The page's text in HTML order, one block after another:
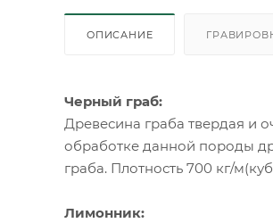
ОПИСАНИЕ
Черный граб:
Древесина граба твердая и
обработке данной породы
граба. Плотность 700 кг/
Лимонник: